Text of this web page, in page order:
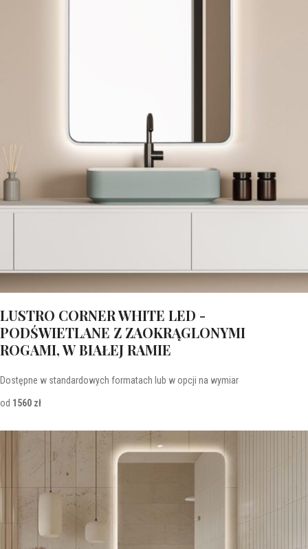
LUSTRO CORNER WHITE LED -
PODŚWIETLANE Z ZAOKRĄGLONYMI
ROGAMI, W BIAŁEJ RAMIE
Dostępne w standardowych formatach lub w opcji na wymiar
od 1560 zł